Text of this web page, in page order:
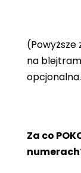
na
Za co